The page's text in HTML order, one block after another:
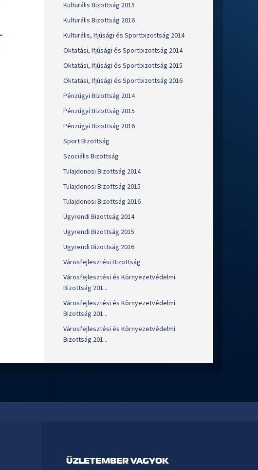
Kulturális Bizottság 2015
Kulturális Bizottság 2016
Kulturális, Ifjúsági és Sportbizottság 2014
Oktatási, Ifjúsági és Sportbizottság 2014
Oktatási, Ifjúsági és Sportbizottság 2015
Oktatási, Ifjúsági és Sportbizottság 2016
Pénzügyi Bizottság 2014
Pénzügyi Bizottság 2015
Pénzügyi Bizottság 2016
Sport Bizottság
Szociális Bizottság
Tulajdonosi Bizottság 2014
Tulajdonosi Bizottság 2015
Tulajdonosi Bizottság 2016
Ügyrendi Bizottság 2014
Ügyrendi Bizottság 2015
Ügyrendi Bizottság 2016
Városfejlesztési Bizottság
Városfejlesztési és Környezetvédelmi
Bizottság 201...
Városfejlesztési és Környezetvédelmi
Bizottság 201...
Városfejlesztési és Környezetvédelmi
Bizottság 201...
ÜZLETEMBER VAGYOK